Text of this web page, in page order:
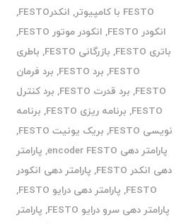
FESTO با کامپیوتر
, انکدرFESTO
,
انکودر FESTO
, انکودر موتور FESTO
,
باتری FESTO
, بازرگانی FESTO , باطری
FESTO
, برد FESTO , برد فرمان
FESTO
, برد قدرت FESTO , برد کنترل
FESTO
, برنامه ریزی FESTO , برنامه
نویسی FESTO
, بریک یونیت FESTO
,
پارامتر دهی encoder FESTO
, پارامتر
دهی انکدر FESTO
, پارامتر دهی انکودر
FESTO
, پارامتر دهی درایو FESTO
,
پارامتر دهی سرو درایو FESTO
, پارامتر